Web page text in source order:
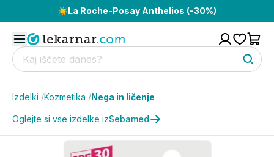
☀️La Roche-Posay Anthelios (-30%)
Izdelki /Kozmetika /Nega in ličenje
Oglejte si vse izdelke izSebamed